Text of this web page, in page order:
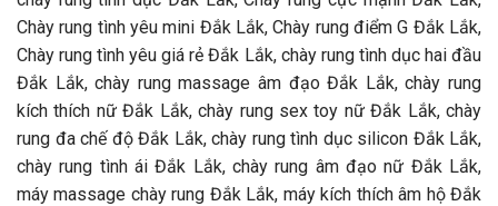
Chày rung tình yêu mini Đắk Lắk, Chày rung điểm G Đắk Lắk,
Chày rung tình yêu giá rẻ Đắk Lắk, chày rung tình dục hai đầu
Đắk Lắk, chày rung massage âm đạo Đắk Lắk, chày rung
kích thích nữ Đắk Lắk, chày rung sex toy nữ Đắk Lắk, chày
rung đa chế độ Đắk Lắk, chày rung tình dục silicon Đắk Lắk,
chày rung tình ái Đắk Lắk, chày rung âm đạo nữ Đắk Lắk,
máy massage chày rung Đắk Lắk, máy kích thích âm hộ Đắk